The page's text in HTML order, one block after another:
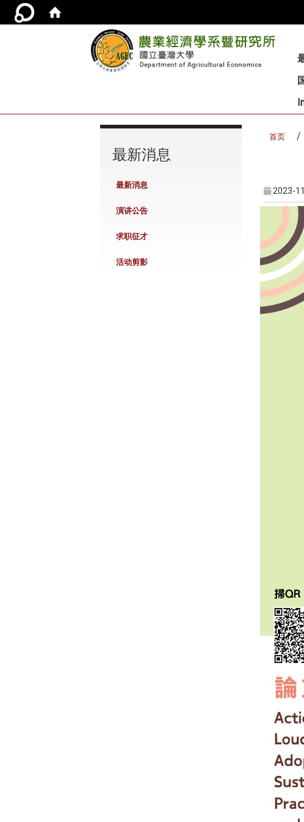
最新消息
最新消息
演讲公告
求职征才
活动剪影
首页
2023-